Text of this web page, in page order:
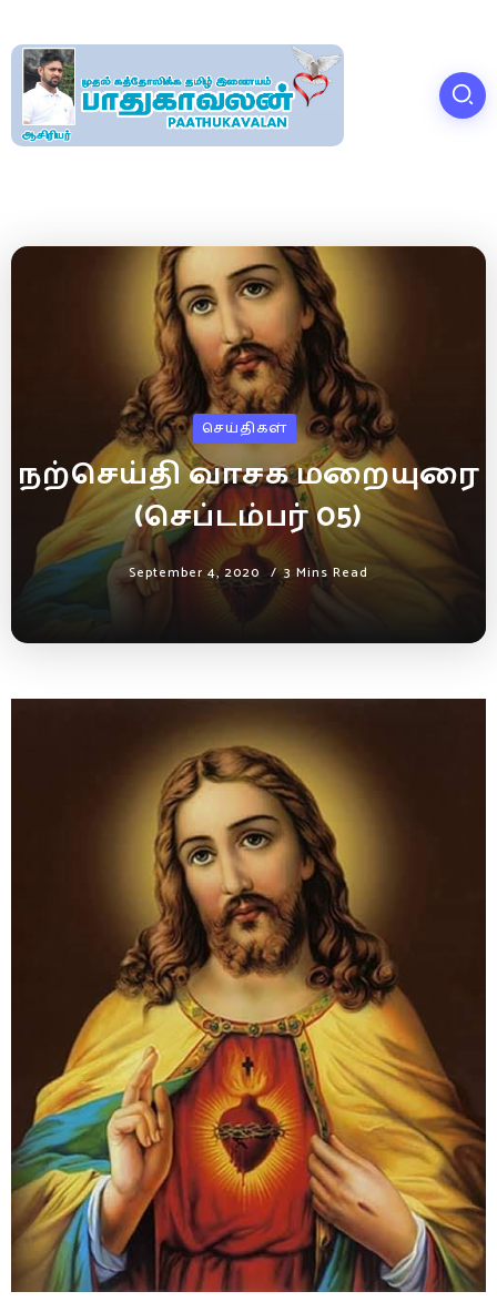
செய்திகள்
நற்செய்தி வாசக மறையுரை
(செப்டம்பர் 05)
September 4, 2020 3 Mins Read